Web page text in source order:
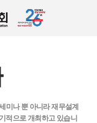
미나 뿐 아니라재무설계
적으로 개최하고 있습니